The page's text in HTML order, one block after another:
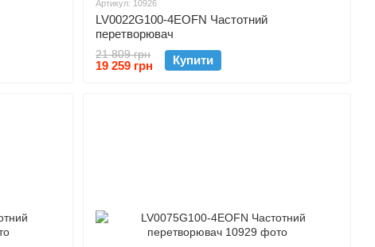
Артикул: 10926
LV0022G100-4EOFN Частотний
перетворювач
21 809 грн
19 259 грн Купити